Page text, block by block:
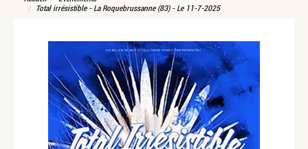
Total irrésistible - La Roquebrussanne (83) - Le 11-7-2025